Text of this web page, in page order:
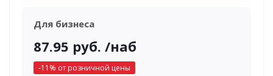
Для бизнеса
87.95 руб. /наб
-11 % от розничной цены